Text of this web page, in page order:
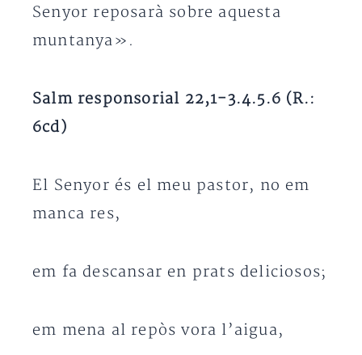
Senyor reposarà sobre aquesta
muntanya».
Salm responsorial 22,1-3.4.5.6 (R.:
6cd)
El Senyor és el meu pastor, no em
manca res,
em fa descansar en prats deliciosos;
em mena al repòs vora l’aigua,